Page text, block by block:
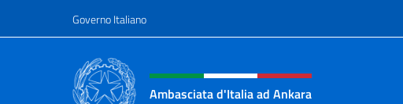
Governo Italiano
Intestazione sito, social e menù
Ambasciata d'Italia ad Ankara